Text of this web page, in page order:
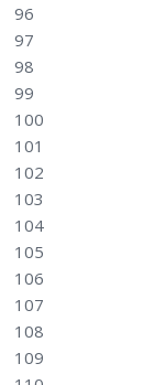
96
97
98
99
100
101
102
103
104
105
106
107
108
109